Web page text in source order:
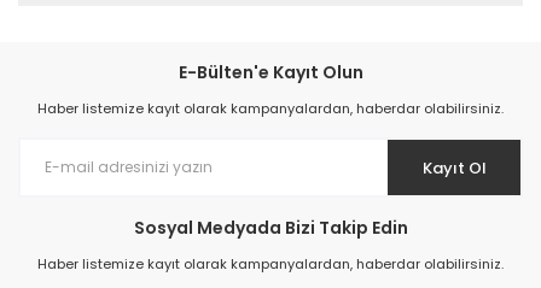
E-Bülten'e Kayıt Olun
Haber listemize kayıt olarak kampanyalardan, haberdar olabilirsiniz.
Kayıt Ol
Sosyal Medyada Bizi Takip Edin
Haber listemize kayıt olarak kampanyalardan, haberdar olabilirsiniz.